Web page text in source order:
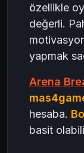
özellikle
değerli.
yapmak
Arena
hesaba.
basit